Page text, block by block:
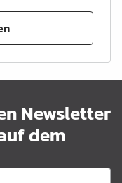
Newsletter
dem